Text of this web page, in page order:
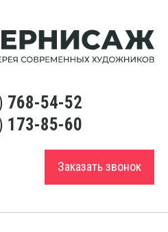
768-54-52
173-85-60
Заказать звонок